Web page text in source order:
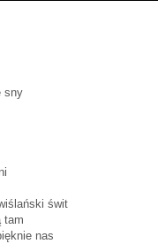
sny
świt
tam
nas